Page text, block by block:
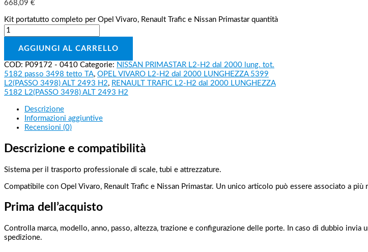
668,09 €
Kit portatutto completo per Opel Vivaro, Renault Trafic e Nissan Primastar quantità
AGGIUNGI AL CARRELLO
COD: P09172 - 0410 Categorie: NISSAN PRIMASTAR L2-H2 dal 2000 lung. tot.
5182 passo 3498 tetto TA, OPEL VIVARO L2-H2 dal 2000 LUNGHEZZA 5399
L2(PASSO 3498) ALT 2493 H2, RENAULT TRAFIC L2-H2 dal 2000 LUNGHEZZA
5182 L2(PASSO 3498) ALT 2493 H2
Descrizione
Informazioni aggiuntive
Recensioni (0)
Descrizione e compatibilità
Sistema per il trasporto professionale di scale, tubi e attrezzature.
Compatibile con Opel Vivaro, Renault Trafic e Nissan Primastar. Un unico articolo può essere associato a
Prima dell’acquisto
Controlla marca, modello, anno, passo, altezza, trazione e configurazione delle porte. In caso di dubbio
spedizione.